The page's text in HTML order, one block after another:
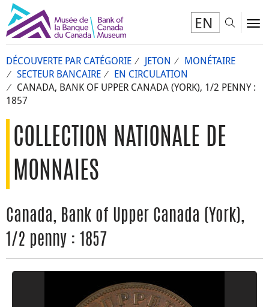
EN
DÉCOUVERTE PAR CATÉGORIE JETON
MONÉTAIRE
SECTEUR BANCAIRE
EN CIRCULATION
CANADA, BANK OF UPPER CANADA (YORK), 1/2 PENNY :
1857
COLLECTION NATIONALE DE
MONNAIES
Canada, Bank of Upper Canada (York),
1/2 penny : 1857